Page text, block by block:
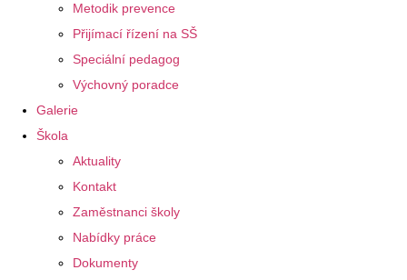
Metodik prevence
Přijímací řízení na SŠ
Speciální pedagog
Výchovný poradce
Galerie
Škola
Aktuality
Kontakt
Zaměstnanci školy
Nabídky práce
Dokumenty